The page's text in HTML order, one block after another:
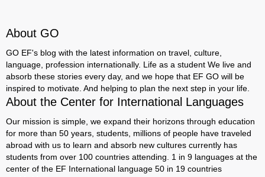
About GO
GO EF's blog with the latest information on travel, culture,
language, profession internationally. Life as a student We live and
absorb these stories every day, and we hope that EF GO will be
inspired to motivate. And helping to plan the next step in your life.
About the Center for International Languages
Our mission is simple, we expand their horizons through education
for more than 50 years, students, millions of people have traveled
abroad with us to learn and absorb new cultures currently has
students from over 100 countries attending. 1 in 9 languages ​​at the
center of the EF International language 50 in 19 countries